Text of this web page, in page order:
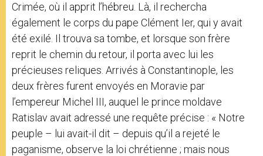
Crimée, où il apprit l’hébreu. Là, il rechercha
également le corps du pape Clément Ier, qui y avait
été exilé. Il trouva sa tombe, et lorsque son frère
reprit le chemin du retour, il porta avec lui les
précieuses reliques. Arrivés à Constantinople, les
deux frères furent envoyés en Moravie par
l’empereur Michel III, auquel le prince moldave
Ratislav avait adressé une requête précise : « Notre
peuple – lui avait-il dit – depuis qu’il a rejeté le
paganisme, observe la loi chrétienne ; mais nous